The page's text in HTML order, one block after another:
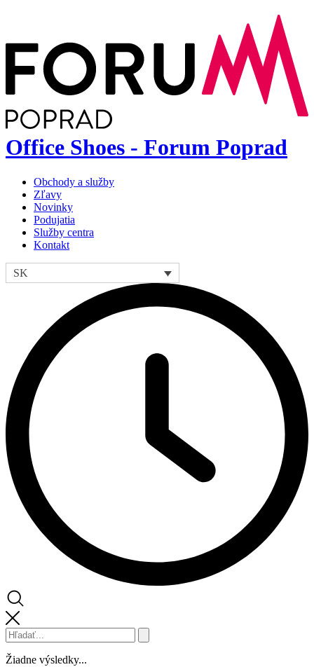
Office Shoes - Forum Poprad
Obchody a služby
Zľavy
Novinky
Podujatia
Služby centra
Kontakt
SK
Žiadne výsledky...